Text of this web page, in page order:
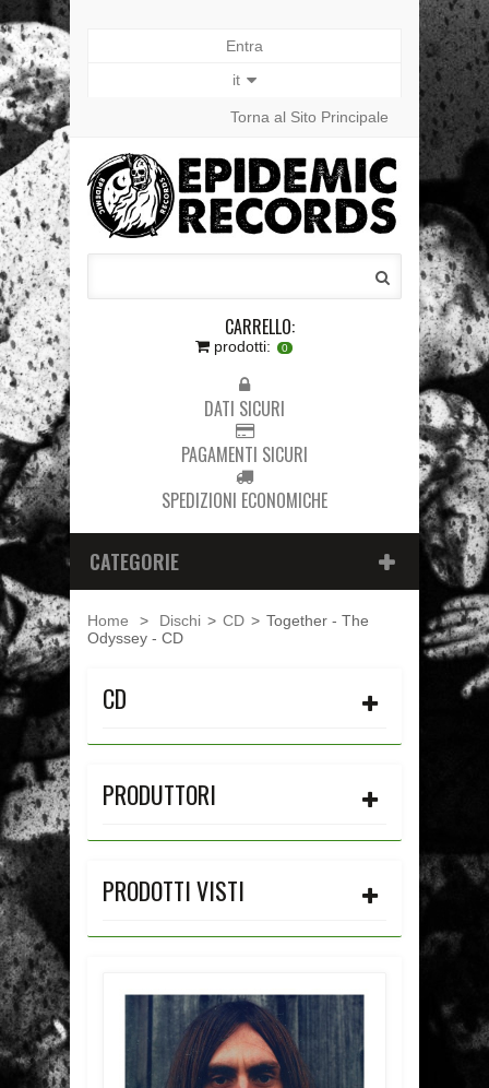
Entra
it
Torna al Sito Principale
CARRELLO:
prodotti: 0
DATI SICURI
PAGAMENTI SICURI
SPEDIZIONI ECONOMICHE
CATEGORIE
Home > Dischi > CD > Together - The
Odyssey - CD
CD
PRODUTTORI
PRODOTTI VISTI